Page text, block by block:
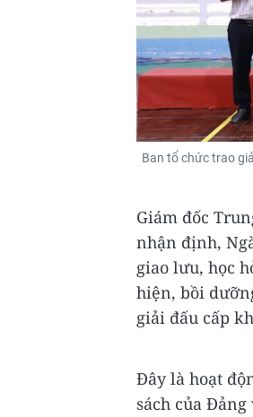
Ban tổ chức trao
Giám đốc
nhận định,
giao lưu, học
hiện, bồi
giải đấu cấp
Đây là hoạt
sách của